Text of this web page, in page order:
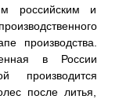
российским и
производства.
в России
производится
после литья,